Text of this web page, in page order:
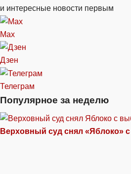
и интересные новости первым
Max
Дзен
Телеграм
Популярное за неделю
Верховный суд снял «Яблоко»